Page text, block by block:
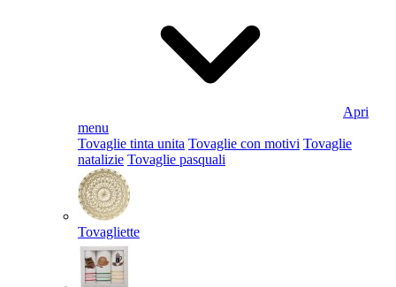
Apri
menu
Tovaglie tinta unita Tovaglie con motivi Tovaglie
natalizie Tovaglie pasquali
Tovagliette